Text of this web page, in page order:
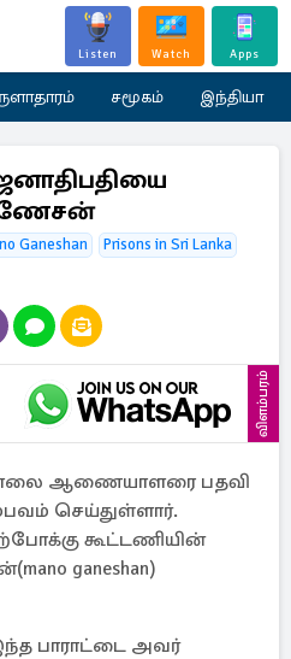
Listen Watch Apps
சமூகம் இந்தியா
Ganeshan
Prisons in Sri Lanka
விளம்பரம்
ஆணையாளரை பதவி
செய்துள்ளார்.
கூட்டணியின்
ganeshan)
பாராட்டை அவர்